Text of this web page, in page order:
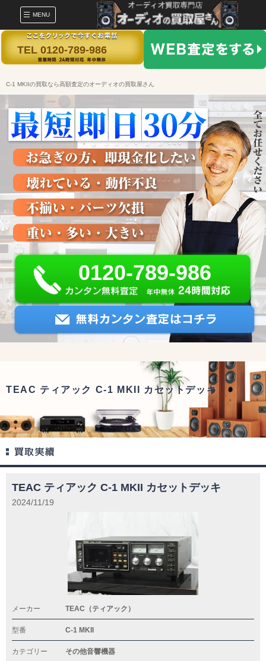
MENU
TEL 0120-789-986
C-1 MKIIの買取なら高額査定のオーディオの買取屋さん
0120-789-986
TEAC ティアック C-1 MKII カセットデッキ
TEAC ティアック C-1 MKII カセットデッキ
2024/11/19
メーカー TEAC（ティアック）
型番 C-1 MKII
カテゴリー その他音響機器